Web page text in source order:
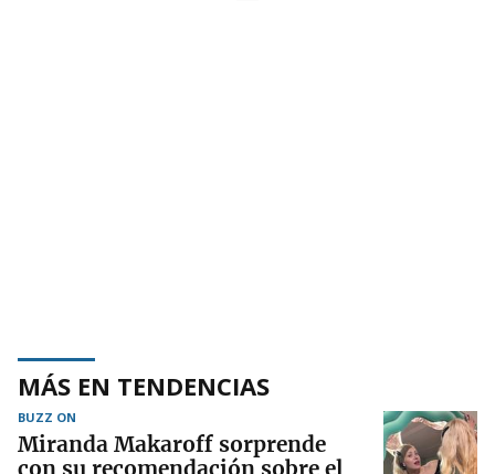
MÁS EN TENDENCIAS
BUZZ ON
Miranda Makaroff sorprende